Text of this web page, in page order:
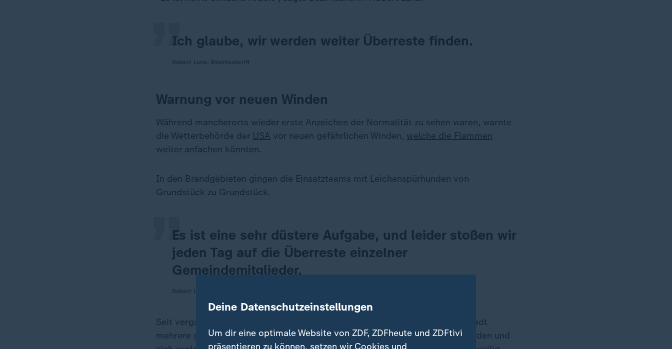
Ich glaube, wir werden weiter Überreste finden.
Warnung vor neuen Winden
Während mancherorts wieder erste Anzeichen der Normalität zu sehen waren, warnte
die Wetterbehörde der USA vor neuen gefährlichen Winden, welche die Flammen
weiter anfachen könnten.
In den Brandgebieten gingen die Einsatzteams mit Leichenspürhunden von
Grundstück zu Grundstück.
Es ist eine sehr düstere Aufgabe, und leider stoßen wir
jeden Tag auf die Überreste einzelner
Gemeindemitglieder.
„
Seit vergangenem Dienstag waren rund um die südkalifornische Millionenstadt
mehrere große Brände ausgebrochen, die durch starken Wind angefacht wurden und
Deine Datenschutzeinstellungen
Um dir eine optimale Website von ZDF, ZDFheute und ZDFtivi
präsentieren zu können, setzen wir Cookies und